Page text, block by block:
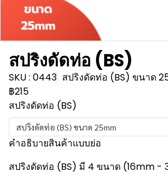
สปริงดัดท่อ (BS)
SKU : 0443 สปริงดัดท่อ (BS) ขนาด
฿215
สปริงดัดท่อ (BS)
สปริงดัดท่อ (BS) ขนาด 25mm
คำอธิบายสินค้าแบบย่อ
สปริงดัดท่อ (BS) มี 4 ขนาด (16mm -